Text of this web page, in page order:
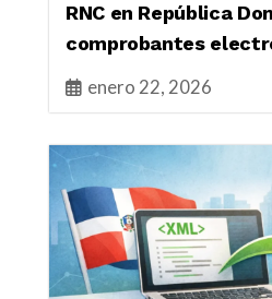
RNC en República
comprobantes
enero 22, 2026